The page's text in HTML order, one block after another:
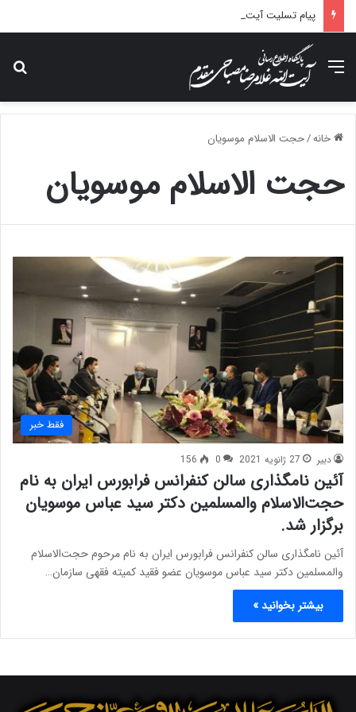
منو
خانه/حجت الاسلام موسویان
حجت الاسلام موسویان
فقط خبر
دبیر 27 ژانویه 2021 0
156
آئین نامگذاری سالن کنفرانس فرابورس ایران به نام
حجت‌الاسلام والمسلمین دکتر سید عباس موسویان
برگزار شد.
آئین نامگذاری سالن کنفرانس فرابورس ایران به نام مرحوم حجت‌الاسلام
والمسلمین دکتر سید عباس موسویان عضو فقید کمیته فقهی سازمان…
بیشتر بخوانید »